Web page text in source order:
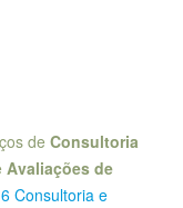
de Consultoria
Avaliações de
Consultoria e